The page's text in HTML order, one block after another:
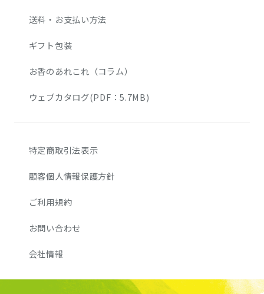
送料・お支払い方法
ギフト包装
お香のあれこれ（コラム）
ウェブカタログ(PDF：5.7MB)
特定商取引法表示
顧客個人情報保護方針
ご利用規約
お問い合わせ
会社情報